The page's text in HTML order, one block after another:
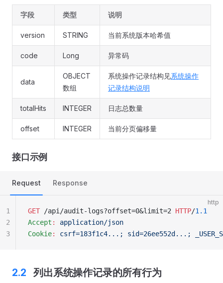
字段 类型 说明
version STRING 当前系统版本哈希值
code Long 异常码
data
OBJECT
数组
系统操作记录结构见系统操作
记录结构说明
totalHits INTEGER 日志总数量
offset INTEGER 当前分页偏移量
接口示例
Request Response
http
GET /api/audit-logs?offset=0&limit=2 HTTP/1.1
Accept :
application/json
Cookie: csrf=183f1c4...; sid=26ee552d...;
1
2
3
列出系统操作记录的所有行为